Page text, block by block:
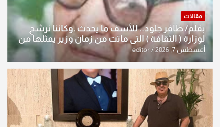
مقالات
بقلم/ ظافر جلود.. للأسف ما يحدث .وكاننا نرشح
لوزارة ( الثقافة ) التي ماتت من زمان وزير يمثلها من
النخبة والإرث العظيم للثقافة العراقية..
أغسطس 7, 2026 editor